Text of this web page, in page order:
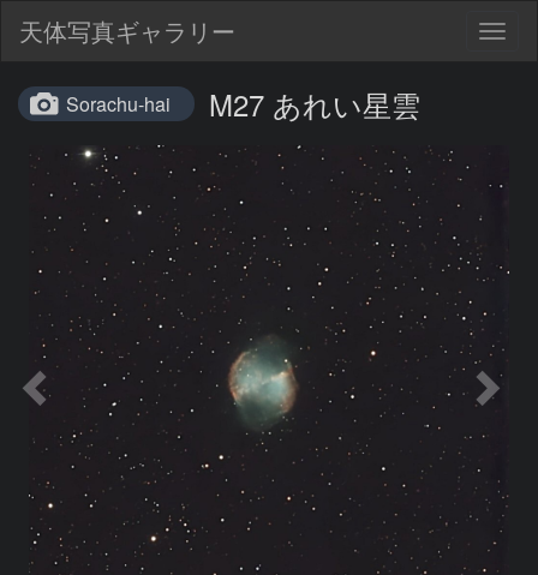
天体写真ギャラリー
Sorachu-hai M27 あれい星雲